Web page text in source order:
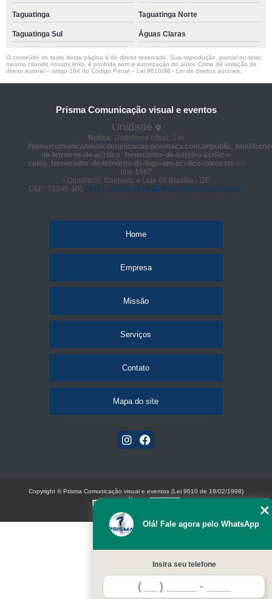
Taguatinga Taguatinga Norte
Taguatinga Sul Águas Claras
O conteúdo do texto desta página é de direito reservado. Sua reprodução, parcial ou total,
mesmo citando nossos links, é proibida sem a autorização do autor. Crime de violação de
direito autoral – artigo 184 do Código Penal – Lei 9610/98 - Lei de direitos autorais
Prisma Comunicação visual e eventos
Unidade
Notice: Undefined offset: 3 in
/home/comunica/web/comunicacao.prismacv.com.br/public_html/
de-letreiros-de-acrilico_fornecedor-de-letreiro-acrilico-
caixa_fornecedor-de-letreiros-de-logo-em-acrilico-noroeste on
line 1567
- Quadra 01 Conjunto e Lote 06 Brasília - DF
CEP: 72145-105
(61) 98664-2818 prisma@prismacv.com.br
Home
Empresa
Missão
Serviços
Contato
Mapa do site
Olá! Fale agora pelo WhatsApp
Insira seu telefone
Copyright © Prisma Comunicação visual e eventos (Lei 9610 de 19/02/1998)